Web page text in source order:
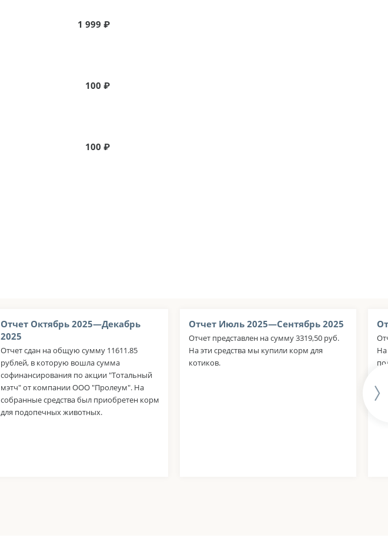
1 999 ₽
100 ₽
100 ₽
Отчет Октябрь 2025—Декабрь
2025
Отчет сдан на общую сумму 11611.85
рублей, в которую вошла сумма
софинансирования по акции "Тотальный
мэтч" от компании ООО "Пролеум". На
собранные средства был приобретен корм
для подопечных животных.
Отчет Июль 2025—Сентябрь 2025
Отчет представлен на сумму 3319,50 руб.
На эти средства мы купили корм для
котиков.
На